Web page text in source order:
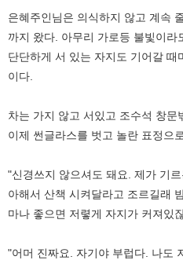
은혜주인님은 의식하지 않고 계속
까지 왔다. 아무리 가로등 불빛이라
단단하게 서 있는 자지도 기어갈 때
이다.
차는 가지 않고 서있고 조수석 창
이제 썬글라스를 벗고 놀란 표정으
"신경쓰지 않으셔도 돼요. 제가 기
아해서 산책 시켜달라고 조르길래
마나 좋으면 저렿게 자지가 커져있
"어머 진짜요. 자기야 부럽다. 나도